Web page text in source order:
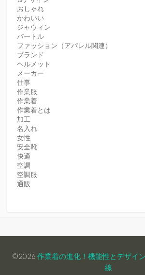
おしゃれ
かわいい
ジャウィン
バートル
ファッション（アパレル関連）
ブランド
ヘルメット
メーカー
仕事
作業服
作業着
作業着とは
加工
名入れ
女性
安全靴
快適
空調
空調服
通販
©2026 作業着の進化！機能性とデザイ
線